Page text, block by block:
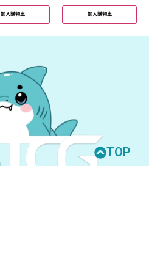
加入購物車 加入購物車
TOP